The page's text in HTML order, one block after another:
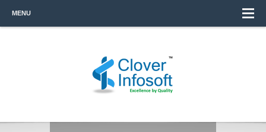
MENU